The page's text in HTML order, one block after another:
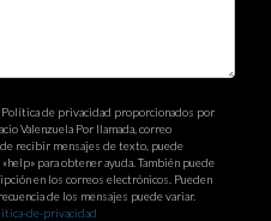
de privacidad proporcionados por
Valenzuela Por llamada, correo
recibir mensajes de texto, puede
para obtener ayuda. También puede
en los correos electrónicos. Pueden
de los mensajes puede variar.
de-privacidad